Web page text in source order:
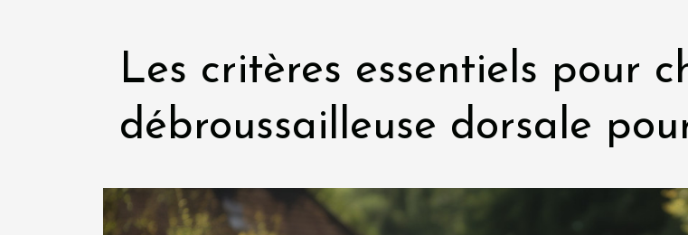
Les critères essentiels pour
débroussailleuse dorsale